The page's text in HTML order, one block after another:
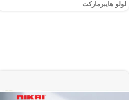
لولو هايبرماركت